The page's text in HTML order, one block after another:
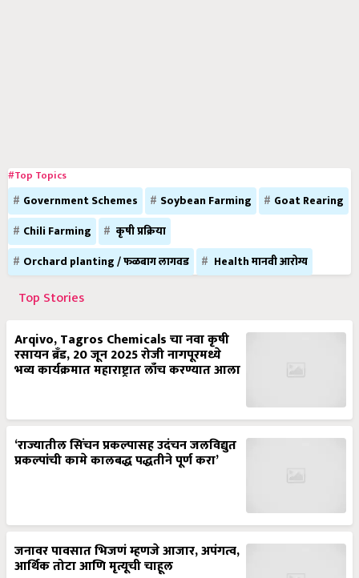
#Top Topics
Government Schemes Soybean Farming
Goat Rearing
Chili Farming
कृषी प्रक्रिया
Orchard planting / फळबाग लागवड
Health मानवी आरोग्य
Top Stories
Arqivo, Tagros Chemicals चा नवा कृषी
रसायन ब्रँड, 20 जून 2025 रोजी नागपूरमध्ये
भव्य कार्यक्रमात महाराष्ट्रात लाँच करण्यात आला
‘राज्यातील सिंचन प्रकल्पासह उदंचन जलविद्युत
प्रकल्पांची कामे कालबद्ध पद्धतीने पूर्ण करा’
जनावर पावसात भिजणं म्हणजे आजार, अपंगत्व,
आर्थिक तोटा आणि मृत्यूची चाहूल